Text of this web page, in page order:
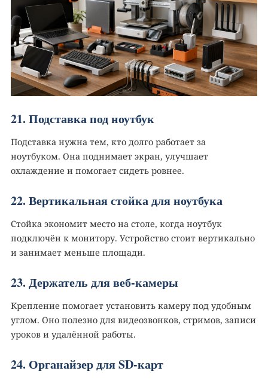
21. Подставка под ноутбук
Подставка нужна тем, кто долго работает за
ноутбуком. Она поднимает экран, улучшает
охлаждение и помогает сидеть ровнее.
22. Вертикальная стойка для ноутбука
Стойка экономит место на столе, когда ноутбук
подключён к монитору. Устройство стоит вертикально
и занимает меньше площади.
23. Держатель для веб-камеры
Крепление помогает установить камеру под удобным
углом. Оно полезно для видеозвонков, стримов, записи
уроков и удалённой работы.
24. Органайзер для SD-карт